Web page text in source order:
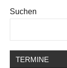
Suchen
TERMINE